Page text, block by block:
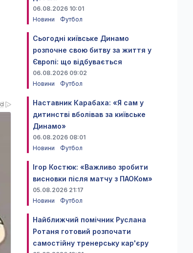
06.08.2026 10:01
Новини
Футбол
Сьогодні київське Динамо
розпочне свою битву за життя у
Європі: що відбувається
06.08.2026 09:02
Новини
Футбол
Наставник Карабаха: «Я сам у
дитинстві вболівав за київське
Динамо»
06.08.2026 08:01
Новини
Футбол
Ігор Костюк: «Важливо зробити
висновки після матчу з ПАОКом»
05.08.2026 21:17
Новини
Футбол
Найближчий помічник Руслана
Ротаня готовий розпочати
самостійну тренерську кар'єру